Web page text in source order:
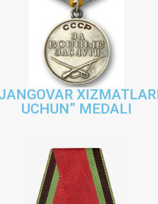
UCHUN” MEDALI